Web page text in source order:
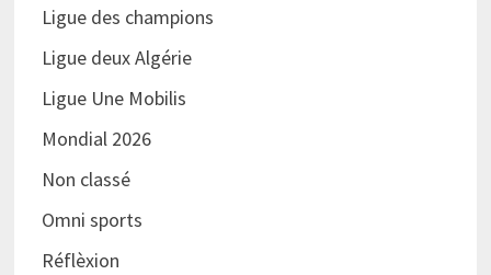
Ligue des champions
Ligue deux Algérie
Ligue Une Mobilis
Mondial 2026
Non classé
Omni sports
Réflèxion